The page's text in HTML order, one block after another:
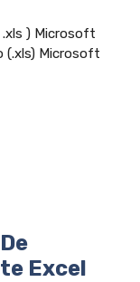
.xls ) Microsoft
(.xls) Microsoft
Excel